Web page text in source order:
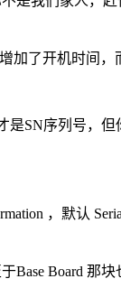
加了开机时间，
是SN序列号，但
，默认
Base Board 那